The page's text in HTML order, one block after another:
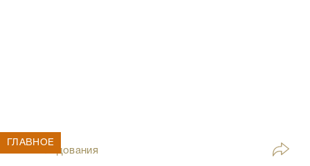
Расследования
ГЛАВНОЕ